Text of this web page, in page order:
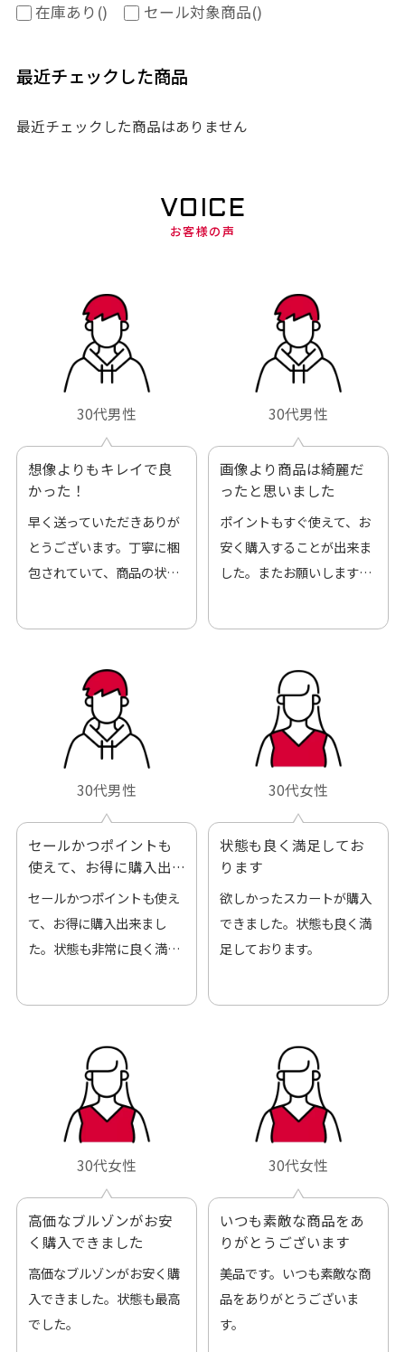
在庫あり () セール対象商品()
最近チェックした商品
最近チェックした商品はありません
VOICE
お客様の声
30代男性
想像よりもキレイで良
かった！
早く送っていただきありが
とうございます。丁寧に梱
包されていて、商品の状態
30代男性
画像より商品は綺麗だ
ったと思いました
ポイントもすぐ使えて、お
安く購入することが出来ま
した。またお願いします、
30代男性
セールかつポイントも
使えて、お得に購入出
来ました
セールかつポイントも使え
て、お得に購入出来まし
た。状態も非常に良く満足
30代女性
状態も良く満足してお
ります
欲しかったスカートが購入
できました。状態も良く満
足しております。
30代女性
高価なブルゾンがお安
く購入できました
高価なブルゾンがお安く購
入できました。状態も最高
でした。
30代女性
いつも素敵な商品をあ
りがとうございます
美品です。いつも素敵な商
品をありがとうございま
す。